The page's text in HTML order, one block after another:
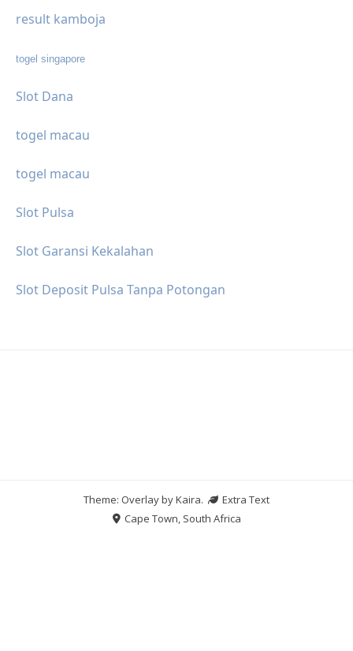
result kamboja
togel singapore
Slot Dana
togel macau
togel macau
Slot Pulsa
Slot Garansi Kekalahan
Slot Deposit Pulsa Tanpa Potongan
Theme: Overlay byKaira.
Extra Text
Cape Town, South Africa